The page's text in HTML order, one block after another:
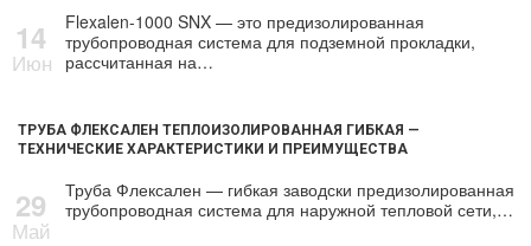
14
Июн
Flexalen-1000 SNX — это предизолированная
трубопроводная система для подземной прокладки,
рассчитанная на…
ТРУБА ФЛЕКСАЛЕН ТЕПЛОИЗОЛИРОВАННАЯ ГИБКАЯ —
ТЕХНИЧЕСКИЕ ХАРАКТЕРИСТИКИ И ПРЕИМУЩЕСТВА
29
Май
Труба Флексален — гибкая заводски предизолированная
трубопроводная система для наружной тепловой сети,…